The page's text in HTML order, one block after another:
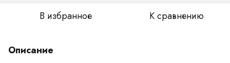
В избранное К сравнению
Описание